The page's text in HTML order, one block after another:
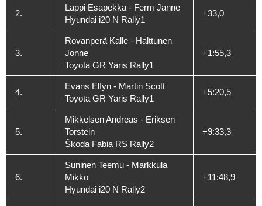
2.
Lappi Esapekka - Ferm Janne
Hyundai i20 N Rally1
+33,0
3.
Rovanperä Kalle - Halttunen
Jonne
Toyota GR Yaris Rally1
+1:55,3
4.
Evans Elfyn - Martin Scott
Toyota GR Yaris Rally1
+5:20,5
5.
Mikkelsen Andreas - Eriksen
Torstein
Škoda Fabia RS Rally2
+9:33,3
6.
Suninen Teemu - Markkula
Mikko
Hyundai i20 N Rally2
+11:48,9